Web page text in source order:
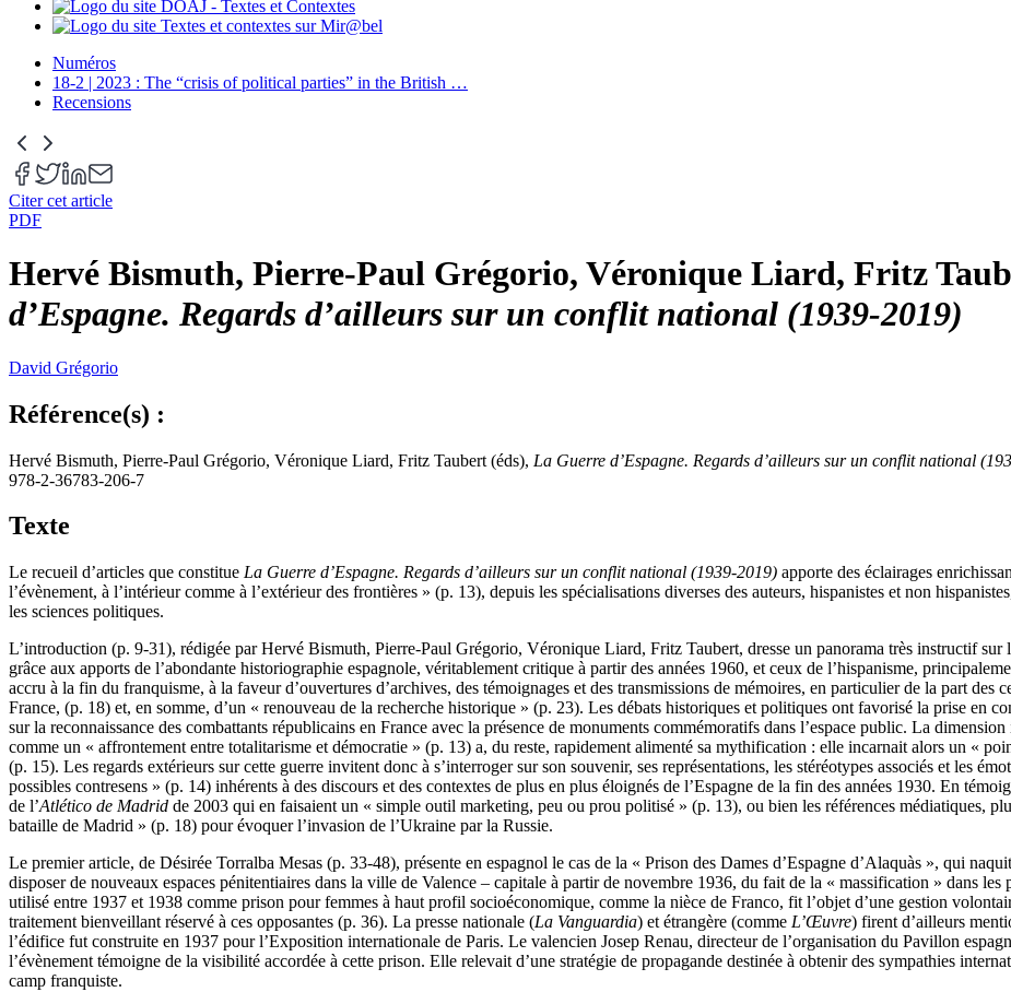
Numéros
18-2 | 2023 : The “crisis of political parties” in the British …
Recensions
Citer cet article
PDF
Hervé Bismuth, Pierre-Paul Grégorio, Véronique Liard, Fritz
d’Espagne. Regards d’ailleurs sur un conflit national (1939-2019)
David Grégorio
Référence(s) :
Hervé Bismuth, Pierre-Paul Grégorio, Véronique Liard, Fritz Taubert (éds), La Guerre d’Espagne. Regards d’ailleurs sur un conflit national
978-2-36783-206-7
Texte
Le recueil d’articles que constitue La Guerre d’Espagne. Regards d’ailleurs sur un conflit national (1939-2019) apporte des éclairages
l’évènement, à l’intérieur comme à l’extérieur des frontières » (p. 13), depuis les spécialisations diverses des auteurs, hispanistes et non
les sciences politiques.
L’introduction (p. 9-31), rédigée par Hervé Bismuth, Pierre-Paul Grégorio, Véronique Liard, Fritz Taubert, dresse un panorama très instructif
grâce aux apports de l’abondante historiographie espagnole, véritablement critique à partir des années 1960, et ceux de l’hispanisme,
accru à la fin du franquisme, à la faveur d’ouvertures d’archives, des témoignages et des transmissions de mémoires, en particulier de la part des
France, (p. 18) et, en somme, d’un « renouveau de la recherche historique » (p. 23). Les débats historiques et politiques ont favorisé la prise en
sur la reconnaissance des combattants républicains en France avec la présence de monuments commémoratifs dans l’espace public. La
comme un « affrontement entre totalitarisme et démocratie » (p. 13) a, du reste, rapidement alimenté sa mythification : elle incarnait alors un «
(p. 15). Les regards extérieurs sur cette guerre invitent donc à s’interroger sur son souvenir, ses représentations, les stéréotypes associés et les
possibles contresens » (p. 14) inhérents à des discours et des contextes de plus en plus éloignés de l’Espagne de la fin des années 1930. En
de l’Atlético de Madrid de 2003 qui en faisaient un « simple outil marketing, peu ou prou politisé » (p. 13), ou bien les références médiatiques,
bataille de Madrid » (p. 18) pour évoquer l’invasion de l’Ukraine par la Russie.
Le premier article, de Désirée Torralba Mesas (p. 33-48), présente en espagnol le cas de la « Prison des Dames d’Espagne d’Alaquàs », qui
disposer de nouveaux espaces pénitentiaires dans la ville de Valence – capitale à partir de novembre 1936, du fait de la « massification » dans
utilisé entre 1937 et 1938 comme prison pour femmes à haut profil socioéconomique, comme la nièce de Franco, fit l’objet d’une gestion
traitement bienveillant réservé à ces opposantes (p. 36). La presse nationale (La Vanguardia) et étrangère (comme L’Œuvre) firent d’ailleurs
l’édifice fut construite en 1937 pour l’Exposition internationale de Paris. Le valencien Josep Renau, directeur de l’organisation du Pavillon
l’évènement témoigne de la visibilité accordée à cette prison. Elle relevait d’une stratégie de propagande destinée à obtenir des sympathies
camp franquiste.